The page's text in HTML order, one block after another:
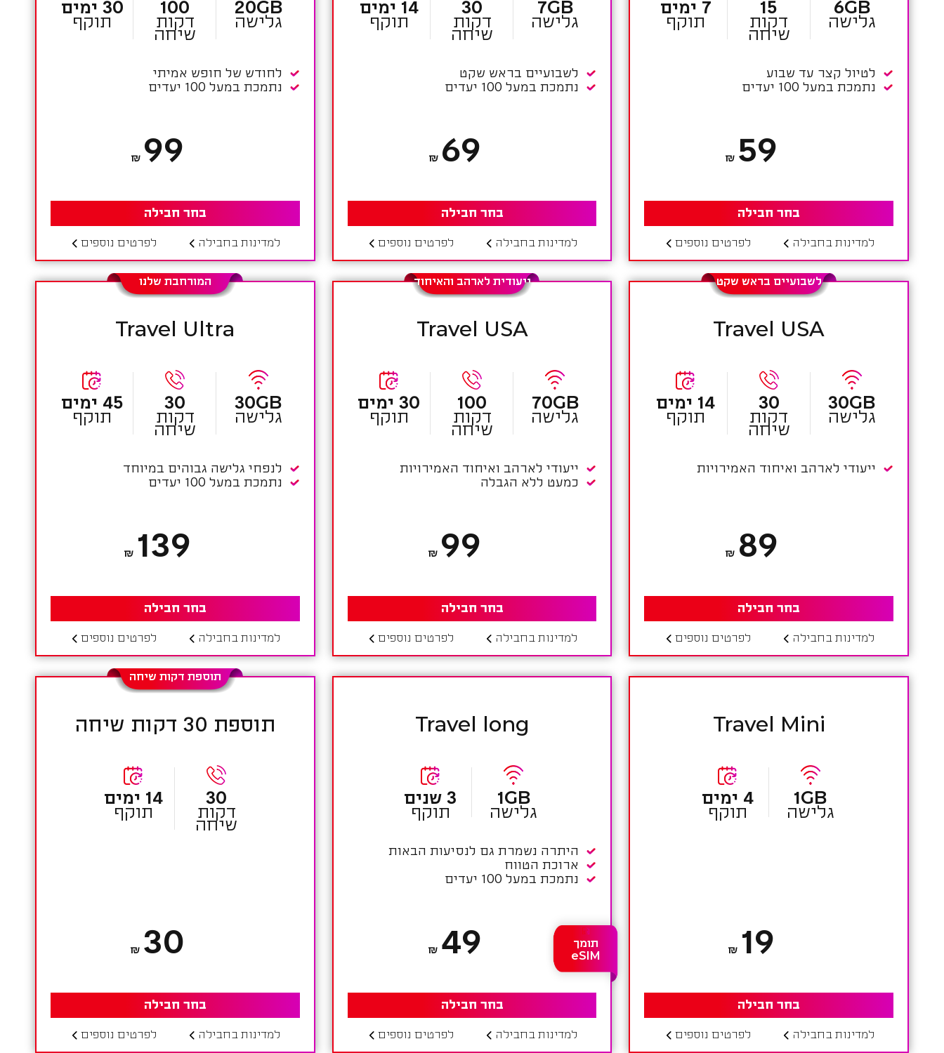
6GB
גלישה
15
דקות
שיחה
7 ימים
תוקף
לטיול קצר עד שבוע
נתמכת במעל 100 יעדים
₪ 59
למדינות בחבילה לפרטים נוספים
בחר חבילה
7GB
גלישה
30
דקות
שיחה
14 ימים
תוקף
לשבועיים בראש שקט
נתמכת במעל 100 יעדים
₪ 69
למדינות בחבילה לפרטים נוספים
בחר חבילה
20GB
גלישה
100
דקות
שיחה
30 ימים
תוקף
לחודש של חופש אמיתי
נתמכת במעל 100 יעדים
₪ 99
למדינות בחבילה לפרטים נוספים
בחר חבילה
לשבועיים בראש שקט
Travel USA
30GB
גלישה
30
דקות
שיחה
14 ימים
תוקף
ייעודי לארהב ואיחוד האמירויות
₪ 89
למדינות בחבילה לפרטים נוספים
בחר חבילה
ייעודית לארהב והאיחוד
Travel USA
70GB
גלישה
100
דקות
שיחה
30 ימים
תוקף
ייעודי לארהב ואיחוד האמירויות
כמעט ללא הגבלה
₪ 99
למדינות בחבילה לפרטים נוספים
בחר חבילה
המורחבת שלנו
Travel Ultra
30GB
גלישה
30
דקות
שיחה
45 ימים
תוקף
לנפחי גלישה גבוהים במיוחד
נתמכת במעל 100 יעדים
₪ 139
למדינות בחבילה לפרטים נוספים
בחר חבילה
Travel Mini
1GB
גלישה
4 ימים
תוקף
₪ 19
למדינות בחבילה לפרטים נוספים
בחר חבילה
Travel long
1GB
גלישה
3 שנים
תוקף
היתרה נשמרת גם לנסיעות הבאות
ארוכת הטווח
נתמכת במעל 100 יעדים
תומך
eSIM
₪ 49
למדינות בחבילה לפרטים נוספים
בחר חבילה
תוספת דקות שיחה
תוספת 30 דקות שיחה
30
דקות
שיחה
14 ימים
תוקף
₪ 30
למדינות בחבילה לפרטים נוספים
בחר חבילה